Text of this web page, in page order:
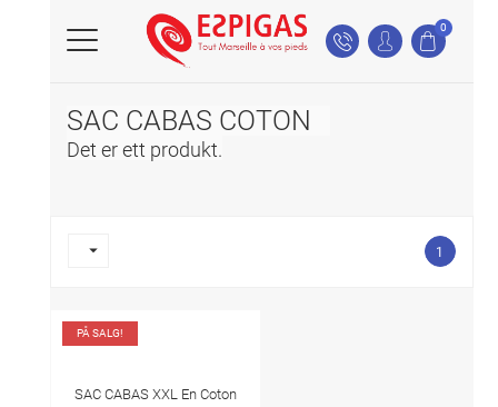
0
SAC CABAS COTON
Det er ett produkt.
 1
PÅ SALG!
SAC CABAS XXL En Coton